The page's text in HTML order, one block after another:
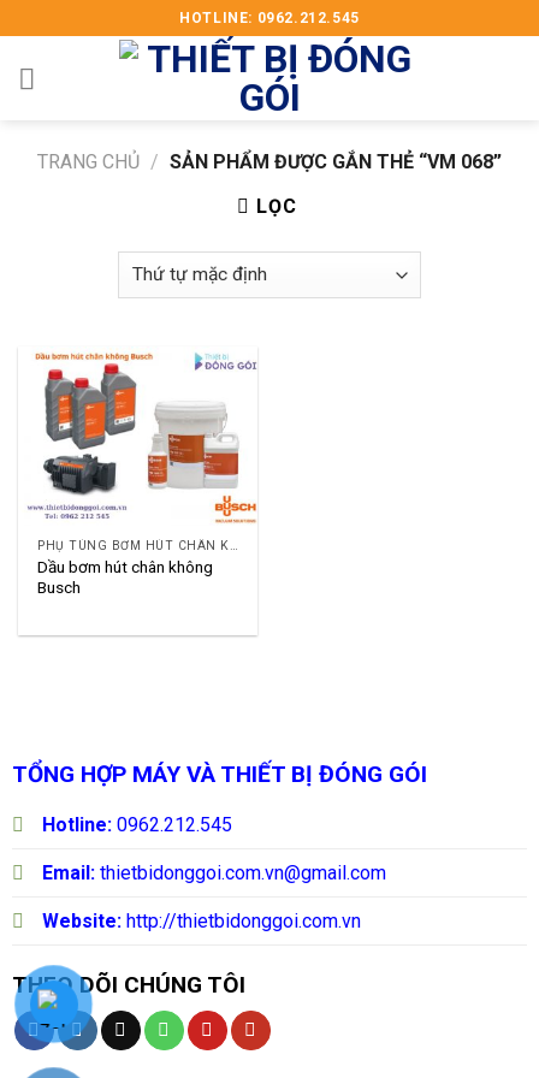
to
content
HOTLINE: 0962.212.545
TRANG CHỦ / SẢN PHẨM ĐƯỢC GẮN THẺ “VM 068”
LỌC
Dầu bơm hút chân không
Busch
TỔNG HỢP MÁY VÀ THIẾT BỊ ĐÓNG GÓI
Hotline: 0962.212.545
Email: thietbidonggoi.com.vn@gmail.com
Website: http://thietbidonggoi.com.vn
THEO DÕI CHÚNG TÔI